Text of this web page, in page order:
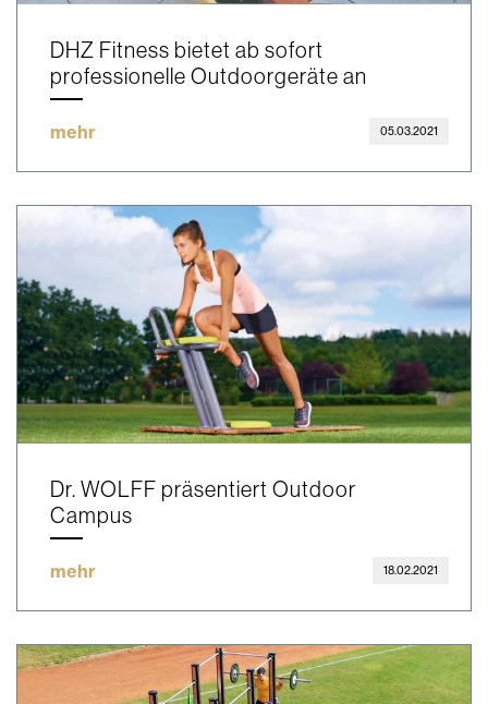
DHZ Fitness bietet ab sofort
professionelle Outdoorgeräte an
mehr 05.03.2021
Dr. WOLFF präsentiert Outdoor
Campus
mehr 18.02.2021